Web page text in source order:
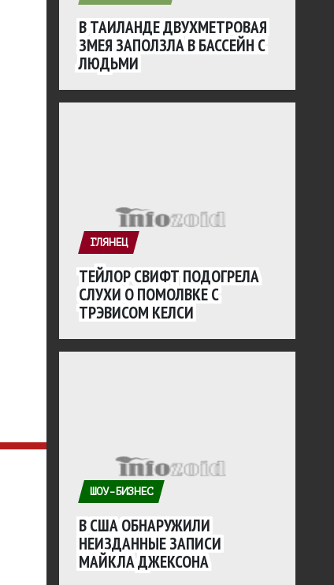
В ТАИЛАНДЕ ДВУХМЕТРОВАЯ
ЗМЕЯ ЗАПОЛЗЛА В БАССЕЙН С
ЛЮДЬМИ
ГЛЯНЕЦ
ТЕЙЛОР СВИФТ ПОДОГРЕЛА
СЛУХИ О ПОМОЛВКЕ С
ТРЭВИСОМ КЕЛСИ
ШОУ-БИЗНЕС
В США ОБНАРУЖИЛИ
НЕИЗДАННЫЕ ЗАПИСИ
МАЙКЛА ДЖЕКСОНА